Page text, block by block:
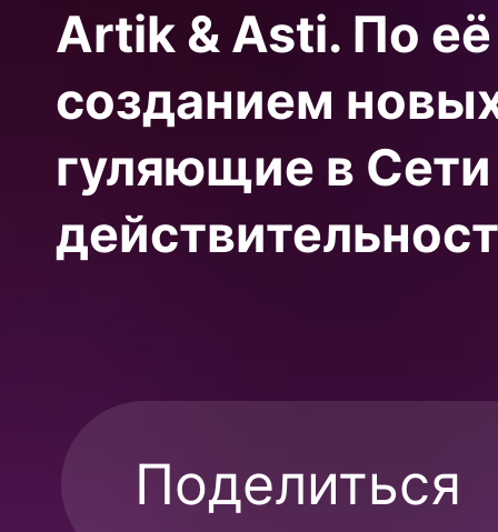
Artik & Asti. По
созданием
гуляющие в
Поделиться